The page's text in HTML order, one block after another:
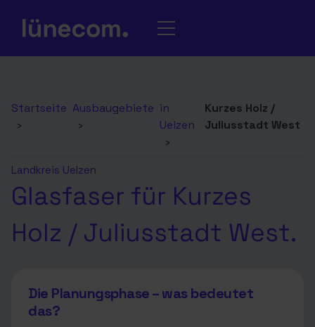
Startseite
›
Ausbaugebiete
›
in
Uelzen
›
Kurzes Holz /
Juliusstadt West
Landkreis Uelzen
Glasfaser für Kurzes
Holz / Juliusstadt West.
Die Planungsphase – was bedeutet
das?